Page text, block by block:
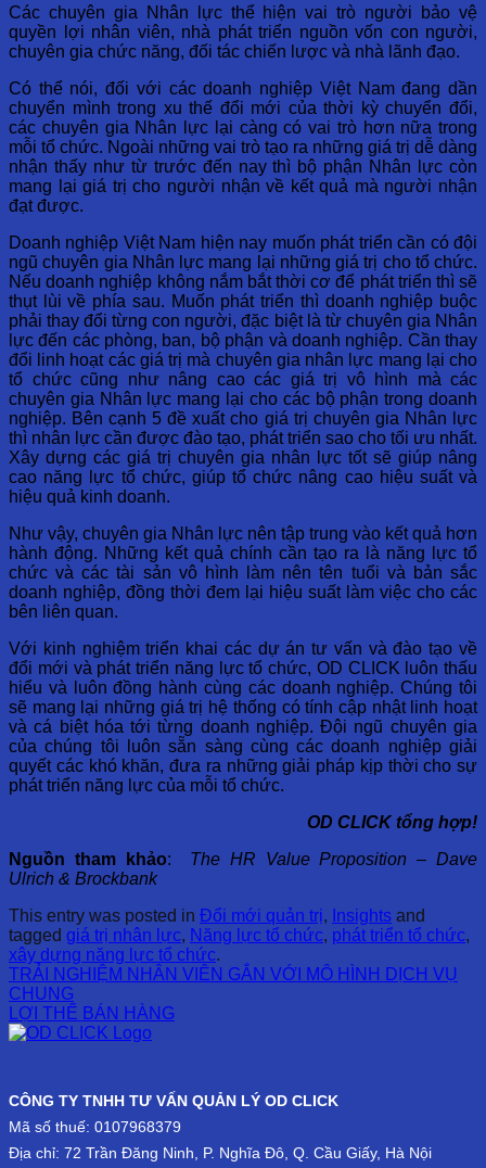
Các chuyên gia Nhân lực thể hiện vai trò người bảo vệ
quyền lợi nhân viên, nhà phát triển nguồn vốn con người,
chuyên gia chức năng, đối tác chiến lược và nhà lãnh đạo.
Có thể nói, đối với các doanh nghiệp Việt Nam đang dần
chuyển mình trong xu thế đổi mới của thời kỳ chuyển đổi,
các chuyên gia Nhân lực lại càng có vai trò hơn nữa trong
mỗi tổ chức. Ngoài những vai trò tạo ra những giá trị dễ dàng
nhận thấy như từ trước đến nay thì bộ phận Nhân lực còn
mang lại giá trị cho người nhận về kết quả mà người nhận
đạt được.
Doanh nghiệp Việt Nam hiện nay muốn phát triển cần có đội
ngũ chuyên gia Nhân lực mang lại những giá trị cho tổ chức.
Nếu doanh nghiệp không nắm bắt thời cơ để phát triển thì sẽ
thụt lùi về phía sau. Muốn phát triển thì doanh nghiệp buộc
phải thay đổi từng con người, đặc biệt là từ chuyên gia Nhân
lực đến các phòng, ban, bộ phận và doanh nghiệp. Cần thay
đổi linh hoạt các giá trị mà chuyên gia nhân lực mang lại cho
tổ chức cũng như nâng cao các giá trị vô hình mà các
chuyên gia Nhân lực mang lại cho các bộ phận trong doanh
nghiệp. Bên cạnh 5 đề xuất cho giá trị chuyên gia Nhân lực
thì nhân lực cần được đào tạo, phát triển sao cho tối ưu nhất.
Xây dựng các giá trị chuyên gia nhân lực tốt sẽ giúp nâng
cao năng lực tổ chức, giúp tổ chức nâng cao hiệu suất và
hiệu quả kinh doanh.
Như vậy, chuyên gia Nhân lực nên tập trung vào kết quả hơn
hành động. Những kết quả chính cần tạo ra là năng lực tổ
chức và các tài sản vô hình làm nên tên tuổi và bản sắc
doanh nghiệp, đồng thời đem lại hiệu suất làm việc cho các
bên liên quan.
Với kinh nghiệm triển khai các dự án tư vấn và đào tạo về
đổi mới và phát triển năng lực tổ chức, OD CLICK luôn thấu
hiểu và luôn đồng hành cùng các doanh nghiệp. Chúng tôi
sẽ mang lại những giá trị hệ thống có tính cập nhật linh hoạt
và cá biệt hóa tới từng doanh nghiệp. Đội ngũ chuyên gia
của chúng tôi luôn sẵn sàng cùng các doanh nghiệp giải
quyết các khó khăn, đưa ra những giải pháp kịp thời cho sự
phát triển năng lực của mỗi tổ chức.
OD CLICK tổng hợp!
Nguồn tham khảo: The HR Value Proposition – Dave
Ulrich & Brockbank
This entry was posted in Đổi mới quản trị, Insights and
tagged giá trị nhân lực, Năng lực tổ chức, phát triển tổ chức,
xây dựng năng lực tổ chức.
TRẢI NGHIỆM NHÂN VIÊN GẮN VỚI MÔ HÌNH DỊCH VỤ
CHUNG
LỢI THẾ BÁN HÀNG
CÔNG TY TNHH TƯ VẤN QUẢN LÝ OD CLICK
Mã số thuế: 0107968379
Địa chỉ: 72 Trần Đăng Ninh, P. Nghĩa Đô, Q. Cầu Giấy, Hà Nội